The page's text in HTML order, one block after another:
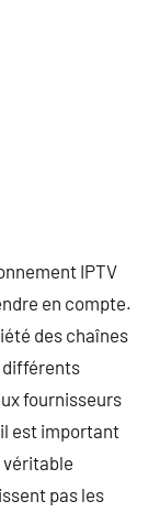
IPTV
en compte.
des chaînes
différents
fournisseurs
est important
pas les